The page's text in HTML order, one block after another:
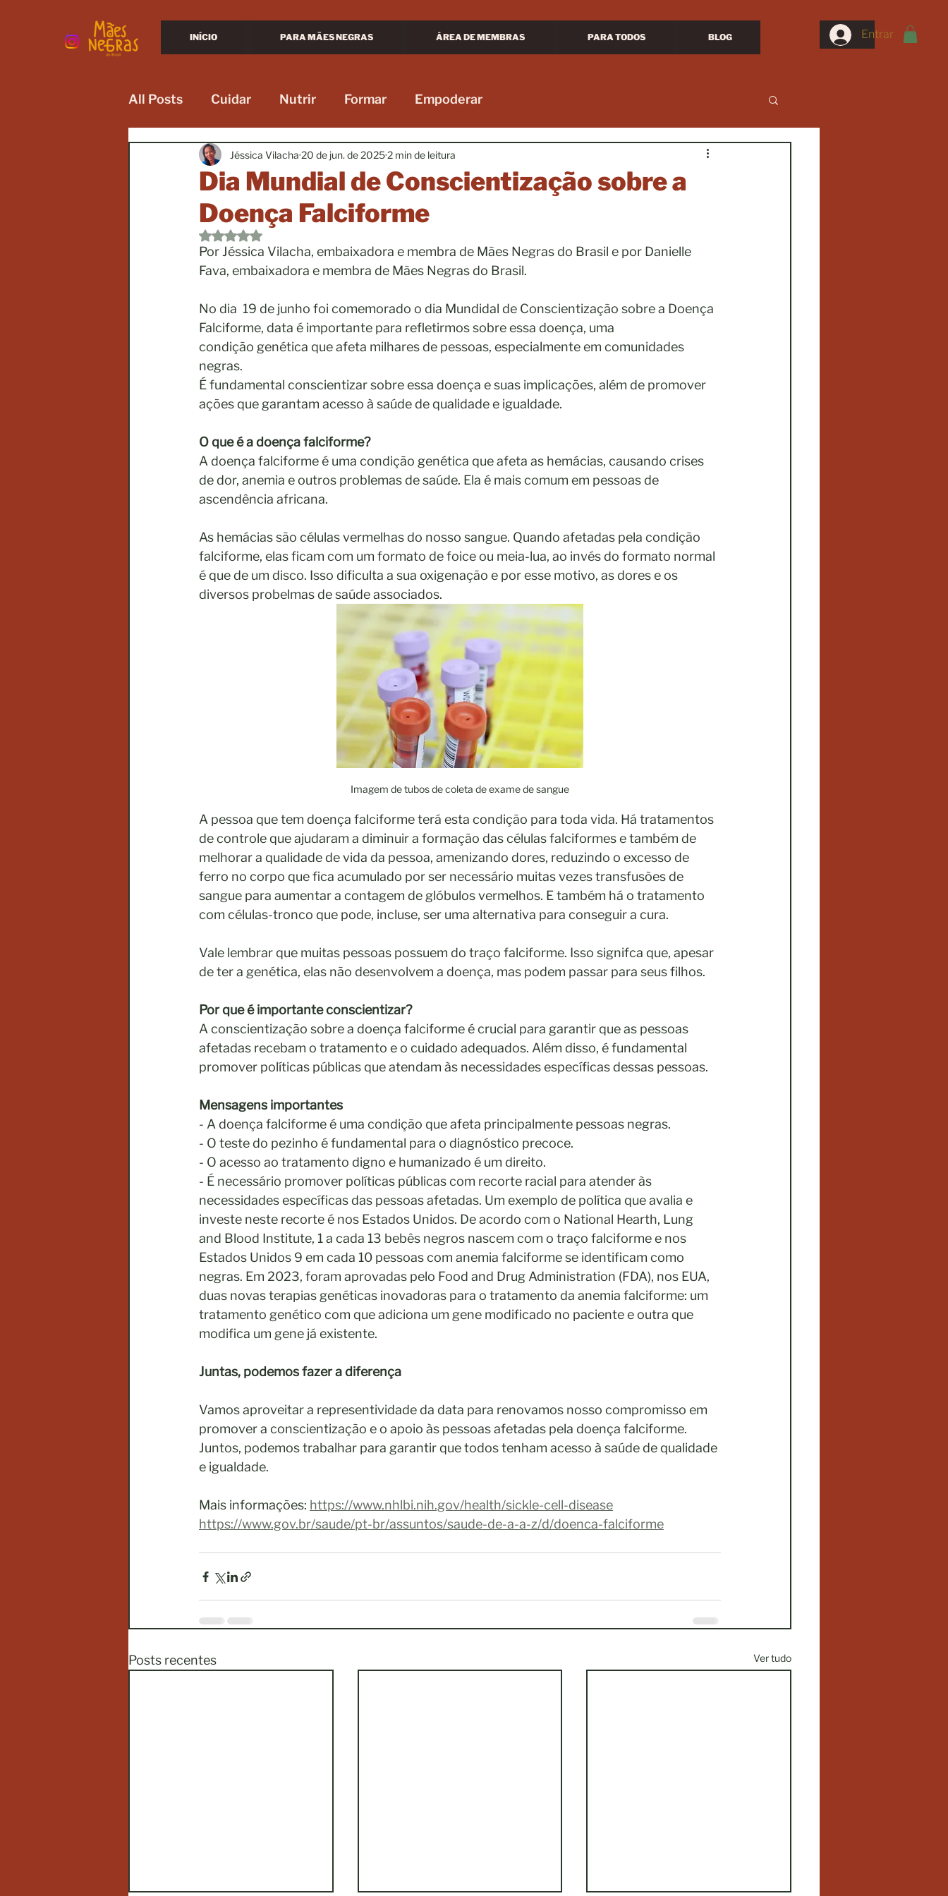
INÍCIO PARA MÃES NEGRAS ÁREA DE MEMBRAS PARA TODOS BLOG Entrar
All Posts Cuidar Nutrir Formar Empoderar
Dia Mundial de Conscientização sobre a
Doença Falciforme
Jéssica Vilacha 20 de jun. de 20252 min de leitura
Avaliado com NaN de 5 estrelas.
Por Jéssica Vilacha, embaixadora e membra de Mães Negras do Brasil e por Danielle
Fava, embaixadora e membra de Mães Negras do Brasil.
No dia  19 de junho foi comemorado o dia Mundidal de Conscientização sobre a Doença
Falciforme, data é importante para refletirmos sobre essa doença, uma
condição genética que afeta milhares de pessoas, especialmente em comunidades
negras.
É fundamental conscientizar sobre essa doença e suas implicações, além de promover
ações que garantam acesso à saúde de qualidade e igualdade.
O que é a doença falciforme?
A doença falciforme é uma condição genética que afeta as hemácias, causando crises
de dor, anemia e outros problemas de saúde. Ela é mais comum em pessoas de
ascendência africana.
As hemácias são células vermelhas do nosso sangue. Quando afetadas pela condição
falciforme, elas ficam com um formato de foice ou meia-lua, ao invés do formato normal
é que de um disco. Isso dificulta a sua oxigenação e por esse motivo, as dores e os
diversos probelmas de saúde associados.
Imagem de tubos de coleta de exame de sangue
A pessoa que tem doença falciforme terá esta condição para toda vida. Há tratamentos
de controle que ajudaram a diminuir a formação das células falciformes e também de
melhorar a qualidade de vida da pessoa, amenizando dores, reduzindo o excesso de
ferro no corpo que fica acumulado por ser necessário muitas vezes transfusões de
sangue para aumentar a contagem de glóbulos vermelhos. E também há o tratamento
com células-tronco que pode, incluse, ser uma alternativa para conseguir a cura.
Vale lembrar que muitas pessoas possuem do traço falciforme. Isso signifca que, apesar
de ter a genética, elas não desenvolvem a doença, mas podem passar para seus filhos.
Por que é importante conscientizar?
A conscientização sobre a doença falciforme é crucial para garantir que as pessoas
afetadas recebam o tratamento e o cuidado adequados. Além disso, é fundamental
promover políticas públicas que atendam às necessidades específicas dessas pessoas.
Mensagens importantes
- A doença falciforme é uma condição que afeta principalmente pessoas negras.
- O teste do pezinho é fundamental para o diagnóstico precoce.
- O acesso ao tratamento digno e humanizado é um direito.
- É necessário promover políticas públicas com recorte racial para atender às
necessidades específicas das pessoas afetadas. Um exemplo de política que avalia e
investe neste recorte é nos Estados Unidos. De acordo com o National Hearth, Lung
and Blood Institute, 1 a cada 13 bebês negros nascem com o traço falciforme e nos
Estados Unidos 9 em cada 10 pessoas com anemia falciforme se identificam como
negras. Em 2023, foram aprovadas pelo Food and Drug Administration (FDA), nos EUA,
duas novas terapias genéticas inovadoras para o tratamento da anemia falciforme: um
tratamento genético com que adiciona um gene modificado no paciente e outra que
modifica um gene já existente.
Juntas, podemos fazer a diferença
Vamos aproveitar a representividade da data para renovamos nosso compromisso em
promover a conscientização e o apoio às pessoas afetadas pela doença falciforme.
Juntos, podemos trabalhar para garantir que todos tenham acesso à saúde de qualidade
e igualdade.
Mais informações: https://www.nhlbi.nih.gov/health/sickle-cell-disease
https://www.gov.br/saude/pt-br/assuntos/saude-de-a-a-z/d/doenca-falciforme
Posts recentes Ver tudo